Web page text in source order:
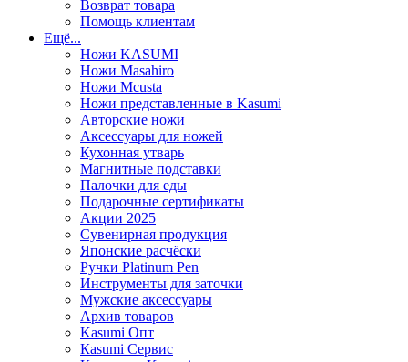
Возврат товара
Помощь клиентам
Ещё...
Ножи KASUMI
Ножи Masahiro
Ножи Mcusta
Ножи представленные в Kasumi
Авторские ножи
Аксессуары для ножей
Кухонная утварь
Магнитные подставки
Палочки для еды
Подарочные сертификаты
Акции 2025
Сувенирная продукция
Японские расчёски
Ручки Platinum Pen
Инструменты для заточки
Мужские аксессуары
Архив товаров
Kasumi Опт
Кasumi Сервис